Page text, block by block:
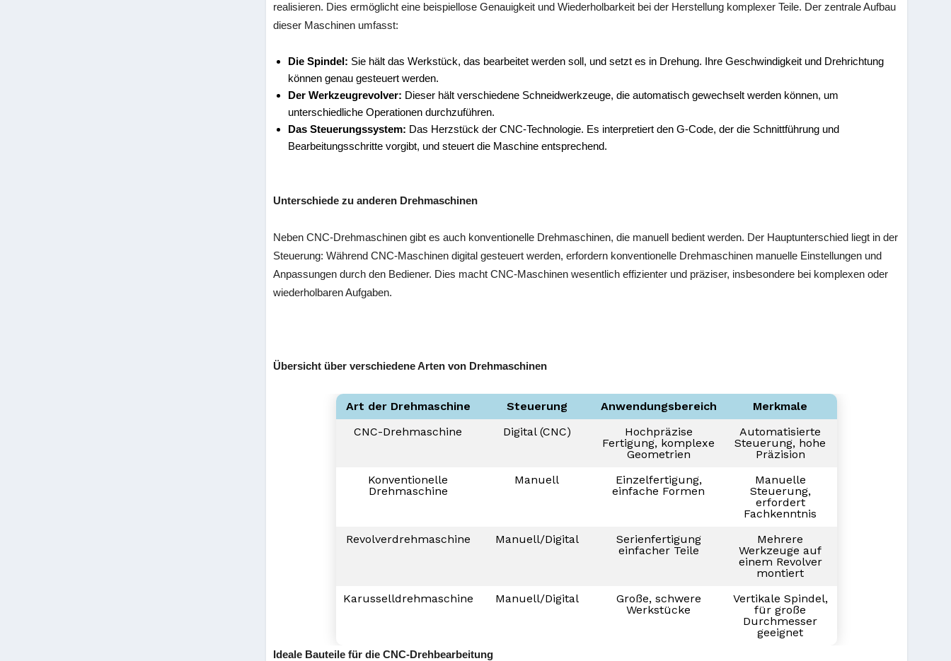
realisieren. Dies ermöglicht eine beispiellose Genauigkeit und Wiederholbarkeit bei der Herstellung komplexer Teile. Der zentrale Aufbau
dieser Maschinen umfasst:
Die Spindel: Sie hält das Werkstück, das bearbeitet werden soll, und setzt es in Drehung. Ihre Geschwindigkeit und Drehrichtung
können genau gesteuert werden.
Der Werkzeugrevolver: Dieser hält verschiedene Schneidwerkzeuge, die automatisch gewechselt werden können, um
unterschiedliche Operationen durchzuführen.
Das Steuerungssystem: Das Herzstück der CNC-Technologie. Es interpretiert den G-Code, der die Schnittführung und
Bearbeitungsschritte vorgibt, und steuert die Maschine entsprechend.
Unterschiede zu anderen Drehmaschinen
Neben CNC-Drehmaschinen gibt es auch konventionelle Drehmaschinen, die manuell bedient werden. Der Hauptunterschied liegt in der
Steuerung: Während CNC-Maschinen digital gesteuert werden, erfordern konventionelle Drehmaschinen manuelle Einstellungen und
Anpassungen durch den Bediener. Dies macht CNC-Maschinen wesentlich effizienter und präziser, insbesondere bei komplexen oder
wiederholbaren Aufgaben.
Übersicht über verschiedene Arten von Drehmaschinen
Art der Drehmaschine Steuerung Anwendungsbereich
Merkmale
CNC-Drehmaschine
Digital (CNC)
Hochpräzise
Fertigung, komplexe
Geometrien
Automatisierte
Steuerung, hohe
Präzision
Konventionelle
Drehmaschine
Manuell
Einzelfertigung,
einfache Formen
Manuelle
Steuerung,
erfordert
Fachkenntnis
Revolverdrehmaschine
Manuell/Digital
Serienfertigung
einfacher Teile
Mehrere
Werkzeuge auf
einem Revolver
montiert
Karusselldrehmaschine
Manuell/Digital
Große, schwere
Werkstücke
Vertikale Spindel,
für große
Durchmesser
geeignet
Ideale Bauteile für die CNC-Drehbearbeitung